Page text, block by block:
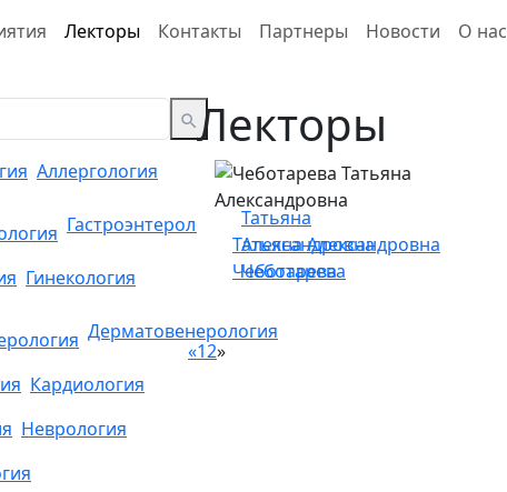
Лекторы Контакты Партнеры Новости О нас
Аллергология
Гастроэнтерология
Гинекология
Дерматовенерология
Кардиология
Неврология
Лекторы
Татьяна
Александровна
Чеботарева
Татьяна Александровна
Чеботарева
«12»